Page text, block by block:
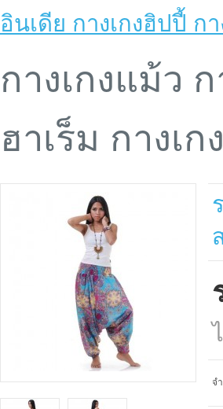
อินเดีย กางเกงฮิปปี้ ก
กางเกงแม้ว
ฮาเร็ม กางเ
จ